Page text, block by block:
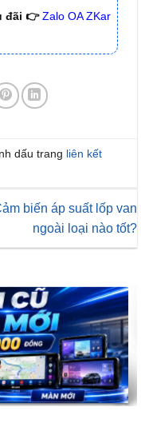
đãi 👉 Zalo OA ZKar
dấu trang liên kết
biến áp suất lốp van
ngoài loại nào tốt?